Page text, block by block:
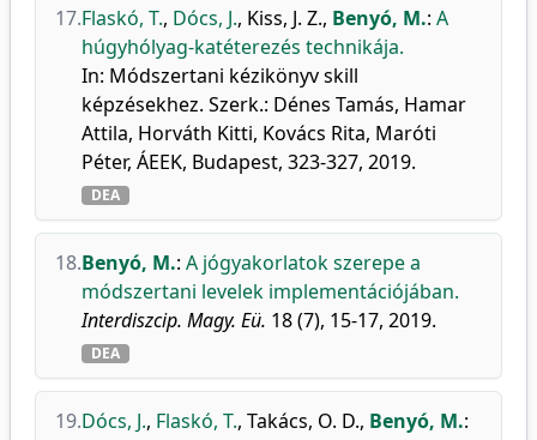
17.Flaskó, T., Dócs, J., Kiss, J. Z., Benyó, M.: A
húgyhólyag-katéterezés technikája.
In: Módszertani kézikönyv skill
képzésekhez. Szerk.: Dénes Tamás, Hamar
Attila, Horváth Kitti, Kovács Rita, Maróti
Péter, ÁEEK, Budapest, 323-327, 2019.
DEA
18.Benyó, M.: A jógyakorlatok szerepe a
módszertani levelek implementációjában.
Interdiszcip. Magy. Eü. 18 (7), 15-17, 2019.
DEA
19.Dócs, J., Flaskó, T., Takács, O. D., Benyó, M.: